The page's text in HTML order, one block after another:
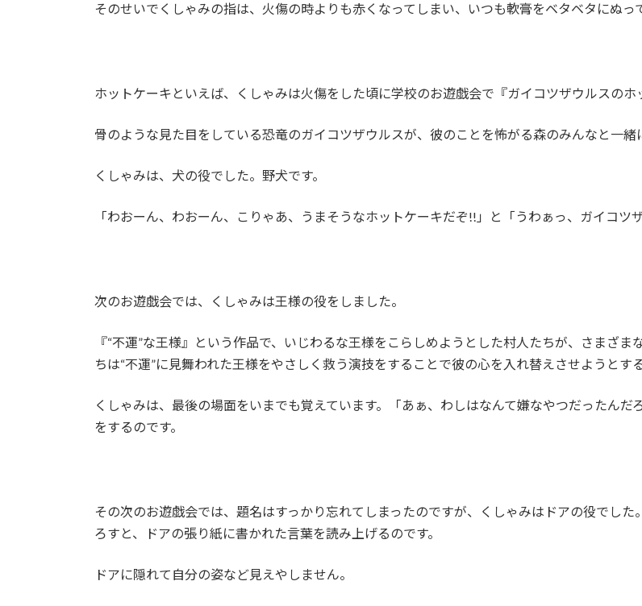
そのせいでくしゃみの指は、火傷の時よりも赤くなってしまい、いつも軟膏をベタベタにぬっ
ホットケーキといえば、くしゃみは火傷をした頃に学校のお遊戯会で『ガイコツザウルスのホ
骨のような見た目をしている恐竜のガイコツザウルスが、彼のことを怖がる森のみんなと一緒
くしゃみは、犬の役でした。野犬です。
「わおーん、わおーん、こりゃあ、うまそうなホットケーキだぞ!!」と「うわぁっ、ガイコツ
次のお遊戯会では、くしゃみは王様の役をしました。
『“不運”な王様』という作品で、いじわるな王様をこらしめようとした村人たちが、さまざ
ちは“不運”に見舞われた王様をやさしく救う演技をすることで彼の心を入れ替えさせようとする
くしゃみは、最後の場面をいまでも覚えています。「あぁ、わしはなんて嫌なやつだったん
をするのです。
その次のお遊戯会では、題名はすっかり忘れてしまったのですが、くしゃみはドアの役でし
ろすと、ドアの張り紙に書かれた言葉を読み上げるのです。
ドアに隠れて自分の姿など見えやしません。